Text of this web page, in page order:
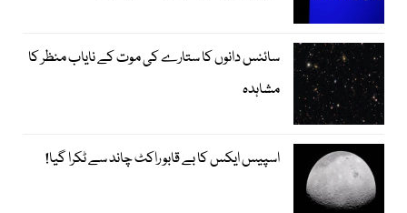
سائنس دانوں کا ستارے کی موت کے نایاب منظر کا
مشاہدہ
اسپیس ایکس کا بے قابو راکٹ چاند سے ٹکرا گیا!